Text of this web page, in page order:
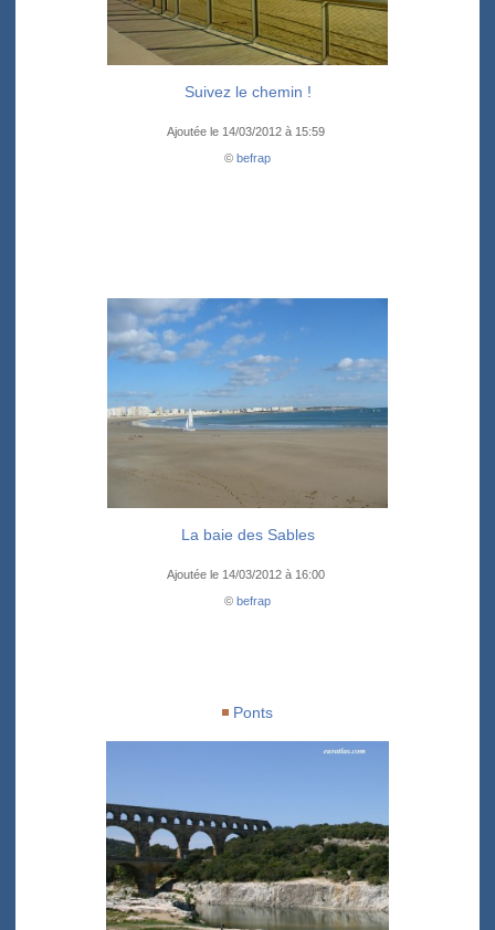
Suivez le chemin !
Ajoutée le 14/03/2012 à 15:59
© befrap
La baie des Sables
Ajoutée le 14/03/2012 à 16:00
© befrap
Ponts